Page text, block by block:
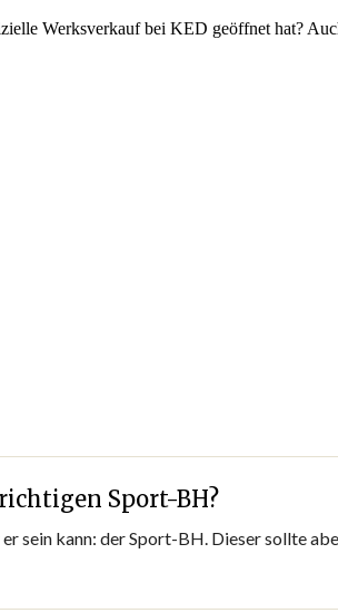
Sport-BH?
sein kann: der Sport-BH. Dieser sollte